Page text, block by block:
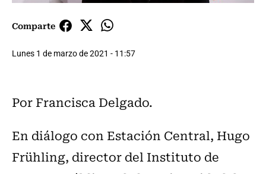
Comparte
Lunes 1 de marzo de 2021 - 11:57
Por Francisca Delgado.
En diálogo con Estación Central, Hugo
Frühling, director del Instituto de